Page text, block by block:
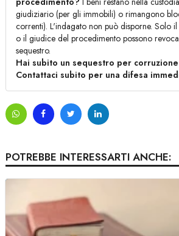
giudiziario (per gli immobili) o rimangono
correnti). L'indagato non può disporne. Solo
o il giudice del procedimento possono
sequestro.
Hai subito un sequestro per
Contattaci subito per una difesa
POTREBBE INTERESSARTI ANCHE: